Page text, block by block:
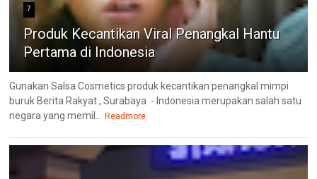
7
Produk Kecantikan Viral Penangkal Hantu
Pertama di Indonesia
Gunakan Salsa Cosmetics produk kecantikan penangkal mimpi
buruk Berita Rakyat , Surabaya - Indonesia merupakan salah satu
negara yang memil...
Readmore